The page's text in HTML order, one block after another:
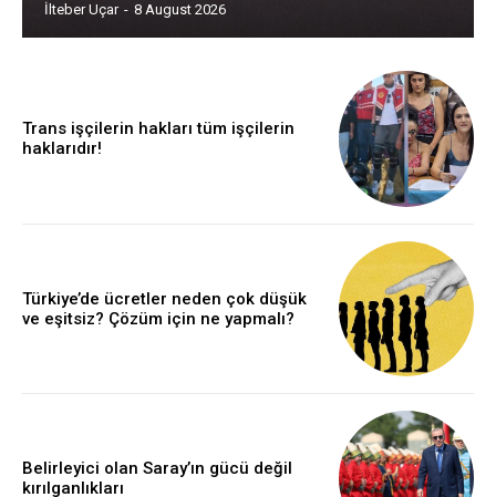
İlteber Uçar - 8 August 2026
Trans işçilerin hakları tüm işçilerin
haklarıdır!
Türkiye’de ücretler neden çok düşük
ve eşitsiz? Çözüm için ne yapmalı?
Belirleyici olan Saray’ın gücü değil
kırılganlıkları